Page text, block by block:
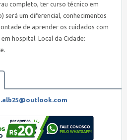
completo, ter curso técnico em
será um diferencial, conhecimentos
de aprender os cuidados com
hospital. Local da Cidade: